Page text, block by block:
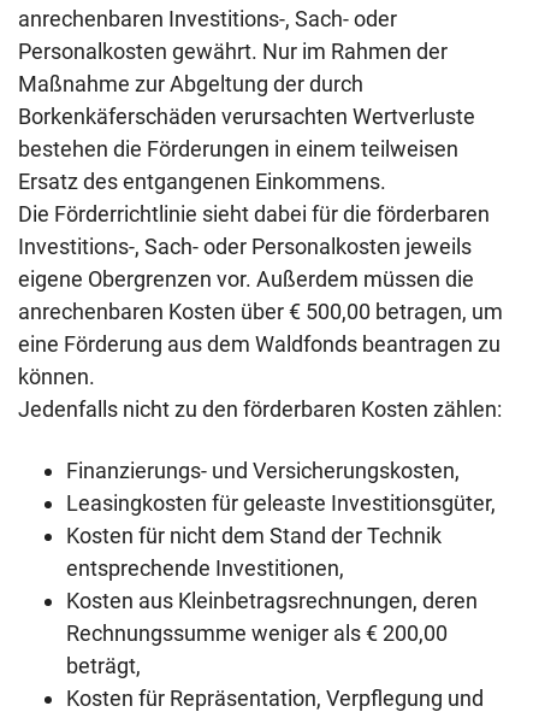
anrechenbaren Investitions-, Sach- oder
Personalkosten gewährt. Nur im Rahmen der
Maßnahme zur Abgeltung der durch
Borkenkäferschäden verursachten Wertverluste
bestehen die Förderungen in einem teilweisen
Ersatz des entgangenen Einkommens.
Die Förderrichtlinie sieht dabei für die förderbaren
Investitions-, Sach- oder Personalkosten jeweils
eigene Obergrenzen vor. Außerdem müssen die
anrechenbaren Kosten über € 500,00 betragen, um
eine Förderung aus dem Waldfonds beantragen zu
können.
Jedenfalls nicht zu den förderbaren Kosten zählen:
Finanzierungs- und Versicherungskosten,
Leasingkosten für geleaste Investitionsgüter,
Kosten für nicht dem Stand der Technik
entsprechende Investitionen,
Kosten aus Kleinbetragsrechnungen, deren
Rechnungssumme weniger als € 200,00
beträgt,
Kosten für Repräsentation, Verpflegung und